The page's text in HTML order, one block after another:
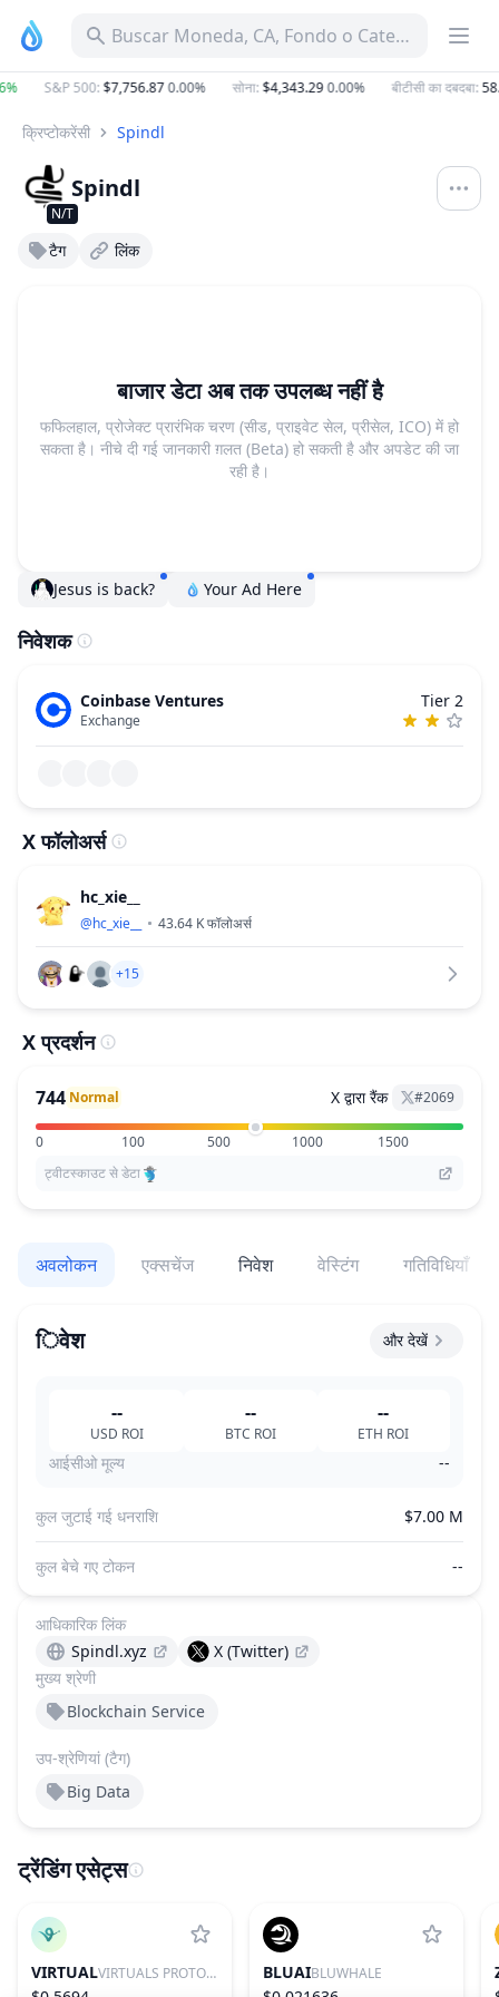
Buscar Moneda, CA, Fondo o Categoría
S&P 500:$7,756.870.00% सोना:$4,343.290.00% बीटीसी का दबदबा:
क्रिप्टोकरेंसी Spindl
N/T
Spindl
टैग लिंक
बाजार डेटा अब तक उपलब्ध नहीं है
फफिलहाल, प्रोजेक्ट प्रारंभिक चरण (सीड, प्राइवेट सेल, प्रीसेल, ICO) में हो
सकता है। नीचे दी गई जानकारी ग़लत (Beta) हो सकती है और अपडेट की जा
रही है।
Jesus is back? Your Ad Here
निवेशक
Coinbase Ventures
Exchange
Tier 2
X फॉलोअर्स
hc_xie__
@hc_xie__ 43.64 Kफॉलोअर्स
+15
X प्रदर्शन
744 Normal X द्वारा रैंक #2069
0 100 500 1000
1500
ट्वीटस्काउट से डेटा
अवलोकन एक्सचेंज निवेश वेस्टिंग गतिविधियाँ
िवेश और देखें
--
USD ROI
--
BTC ROI
--
ETH ROI
आईसीओ मूल्य --
कुल जुटाई गई धनराशि $7.00 M
कुल बेचे गए टोकन --
मुख्य श्रेणी
Blockchain Service
उप-श्रेणियां (टैग)
Big Data
आधिकारिक लिंक
Spindl.xyz
X (Twitter)
ट्रेंडिंग एसेट्स
VIRTUAL VIRTUALS PROTOCOL BLUAIBLUWHALE